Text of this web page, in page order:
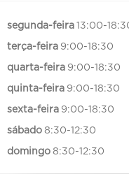
segunda-feira 13:00-
terça-feira 9:00-18:30
quarta-feira 9:00-18:30
quinta-feira 9:00-18:30
sexta-feira 9:00-18:30
sábado 8:30-12:30
domingo 8:30-12:30